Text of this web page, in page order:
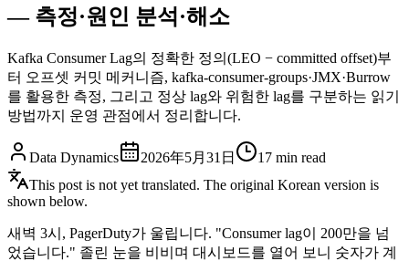
— 측정·원인 분석·해소
Kafka Consumer Lag의 정확한 정의(LEO − committed offset)부
터 오프셋 커밋 메커니즘, kafka-consumer-groups·JMX·Burrow
를 활용한 측정, 그리고 정상 lag와 위험한 lag를 구분하는 읽기
방법까지 운영 관점에서 정리합니다.
Data Dynamics 2026年5月31日 17 min read
This post is not yet translated. The original Korean version is
shown below.
새벽 3시, PagerDuty가 울립니다. "Consumer lag이 200만을 넘
었습니다." 졸린 눈을 비비며 대시보드를 열어 보니 숫자가 계